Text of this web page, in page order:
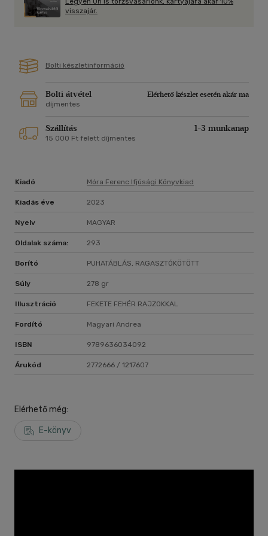
visszajár.
Bolti készletinformáció
Bolti átvétel
Elérhető készlet esetén akár ma
díjmentes
Szállítás 1-3 munkanap
15 000 Ft felett díjmentes
Kiadó Móra Ferenc Ifjúsági Könyvkiad
Kiadás éve 2023
Nyelv MAGYAR
Oldalak száma: 293
Borító PUHATÁBLÁS, RAGASZTÓKÖTÖTT
Súly 278 gr
Illusztráció FEKETE FEHÉR RAJZOKKAL
Fordító Magyari Andrea
ISBN 9789636034092
Árukód 2772666 / 1217607
Elérhető még:
E-könyv